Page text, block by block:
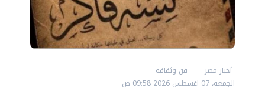
أخبار مصر
فن وثقافة
الجمعة، 07 اغسطس 2026 09:58 ص